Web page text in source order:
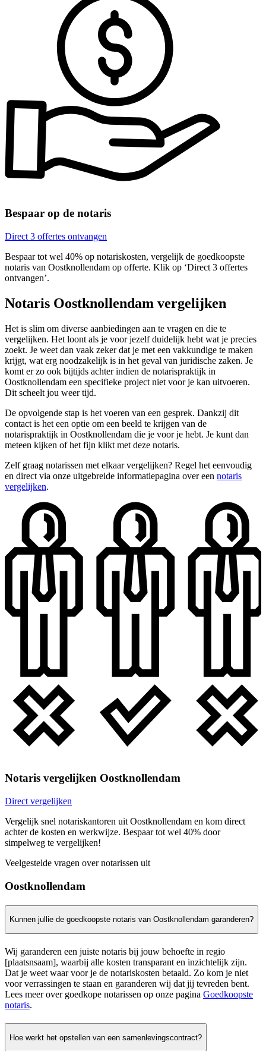
Bespaar op de notaris
Direct 3 offertes ontvangen
Bespaar tot wel 40% op notariskosten, vergelijk de goedkoopste
notaris van Oostknollendam op offerte. Klik op ‘Direct 3 offertes
ontvangen’.
Notaris Oostknollendam vergelijken
Het is slim om diverse aanbiedingen aan te vragen en die te
vergelijken. Het loont als je voor jezelf duidelijk hebt wat je precies
zoekt. Je weet dan vaak zeker dat je met een vakkundige te maken
krijgt, wat erg noodzakelijk is in het geval van juridische zaken. Je
komt er zo ook bijtijds achter indien de notarispraktijk in
Oostknollendam een specifieke project niet voor je kan uitvoeren.
Dit scheelt jou weer tijd.
De opvolgende stap is het voeren van een gesprek. Dankzij dit
contact is het een optie om een beeld te krijgen van de
notarispraktijk in Oostknollendam die je voor je hebt. Je kunt dan
meteen kijken of het fijn klikt met deze notaris.
Zelf graag notarissen met elkaar vergelijken? Regel het eenvoudig
en direct via onze uitgebreide informatiepagina over een notaris
vergelijken.
Notaris vergelijken Oostknollendam
Direct vergelijken
Vergelijk snel notariskantoren uit Oostknollendam en kom direct
achter de kosten en werkwijze. Bespaar tot wel 40% door
simpelweg te vergelijken!
Veelgestelde vragen over notarissen uit
Oostknollendam
Kunnen jullie de goedkoopste notaris van Oostknollendam garanderen?
Wij garanderen een juiste notaris bij jouw behoefte in regio
[plaatsnsaam], waarbij alle kosten transparant en inzichtelijk zijn.
Dat je weet waar voor je de notariskosten betaald. Zo kom je niet
voor verrassingen te staan en garanderen wij dat jij tevreden bent.
Lees meer over goedkope notarissen op onze pagina Goedkoopste
notaris.
Hoe werkt het opstellen van een samenlevingscontract?